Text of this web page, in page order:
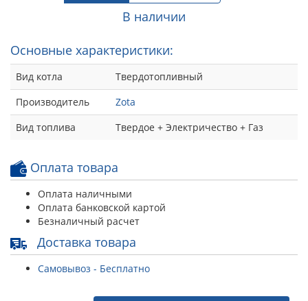
В наличии
Основные характеристики:
Вид котла
Твердотопливный
Производитель
Zota
Вид топлива
Твердое + Электричество + Газ
Оплата товара
Оплата наличными
Оплата банковской картой
Безналичный расчет
Доставка товара
Самовывоз - Бесплатно